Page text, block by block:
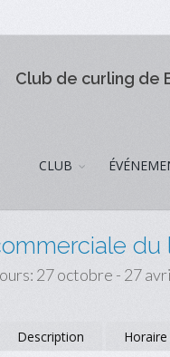
Club de curling de
CLUB
du
27 octobre - 27
Description Horaire